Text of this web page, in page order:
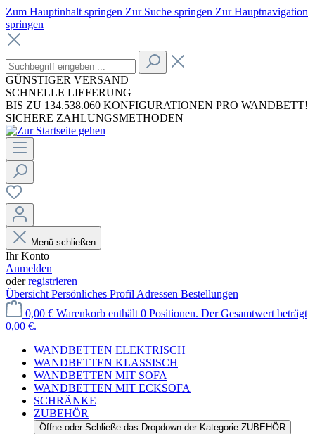
Zum Hauptinhalt springen Zur Suche springen Zur Hauptnavigation
springen
GÜNSTIGER VERSAND
SCHNELLE LIEFERUNG
BIS ZU 134.538.060 KONFIGURATIONEN PRO WANDBETT!
SICHERE ZAHLUNGSMETHODEN
Menü schließen
Ihr Konto
Anmelden
oderregistrieren
Übersicht Persönliches Profil Adressen Bestellungen
0,00 € Warenkorb enthält 0 Positionen. Der Gesamtwert beträgt
0,00 €.
WANDBETTEN ELEKTRISCH
WANDBETTEN KLASSISCH
WANDBETTEN MIT SOFA
WANDBETTEN MIT ECKSOFA
SCHRÄNKE
ZUBEHÖR
Öffne oder Schließe das Dropdown der Kategorie ZUBEHÖR